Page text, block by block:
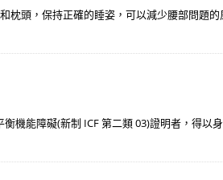
枕頭，保持正確的睡姿，可以減少腰部問題
機能障礙(新制 ICF 第二類 03)證明者，得以